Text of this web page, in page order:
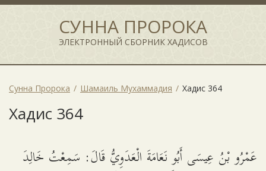
СУННА ПРОРОКА
ЭЛЕКТРОННЫЙ СБОРНИК ХАДИСОВ
Сунна Пророка Шамаиль Мухаммадия Хадис 364
Хадис 364
عَمْرُو بْنُ عِيسَى أَبُو نَعَامَةَ الْعَدَوِيُّ قَالَ: سَمِعْتُ خَالِدَ